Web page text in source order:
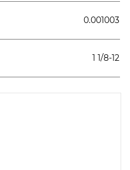
0.001003
1 1/8-12